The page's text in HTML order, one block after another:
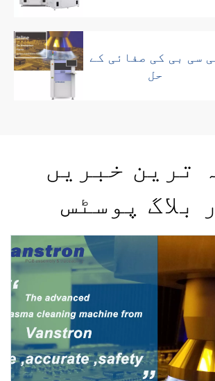
سی بی کی صفائی کے
حل
ترین خبریں
بلاگ پوسٹس